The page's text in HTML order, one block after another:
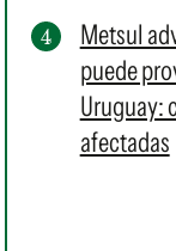
Metsul
puede
Uruguay:
afectadas